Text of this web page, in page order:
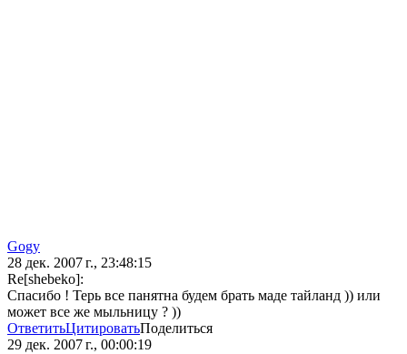
Gogy
28 дек. 2007 г., 23:48:15
Re[shebeko]:
Спасибо ! Терь все панятна будем брать маде тайланд )) или
может все же мыльницу ? ))
ОтветитьЦитироватьПоделиться
29 дек. 2007 г., 00:00:19